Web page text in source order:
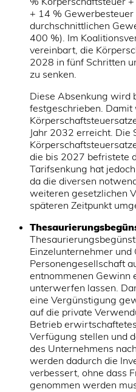
+ 14 %
durchschnittlichen
400 %). Im
vereinbart, die
2028 in fünf Schritten
zu senken.
Diese Absenkung wird
festgeschrieben.
Jahr 2032 erreicht. Die
die bis 2027 befristete
Tarifsenkung hat
da die diversen
weiteren gesetzlichen
späteren Zeitpunkt
Einzelunternehmer
Personengesellschaft
entnommenen Gewinn
unterwerfen lassen.
eine Vergünstigung
auf die private
Betrieb
Verfügung stellen und
des Unternehmens
werden dadurch die
verbessert, ohne dass
genommen werden